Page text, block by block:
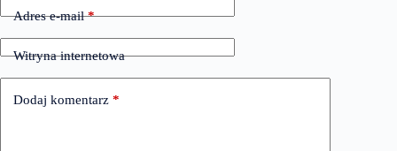
Adres e-mail*
Witryna internetowa
Dodaj komentarz *